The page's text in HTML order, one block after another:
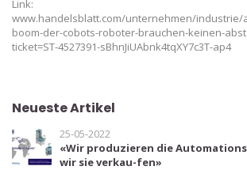
Link:
www.handelsblatt.com/unternehmen/industrie/
boom-der-cobots-roboter-brauchen-keinen-
ticket=ST-4527391-sBhnJiUAbnk4tqXY7c3T-ap4
Neueste Artikel
25-05-2022
«Wir produzieren die
wir sie verkau-fen»